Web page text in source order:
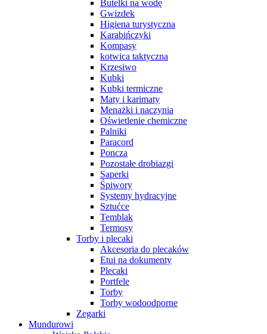
Butelki na wodę
Gwizdek
Higiena turystyczna
Karabińczyki
Kompasy
kotwica taktyczna
Krzesiwo
Kubki
Kubki termiczne
Maty i karimaty
Menażki i naczynia
Oświetlenie chemiczne
Palniki
Paracord
Poncza
Pozostałe drobiazgi
Saperki
Śpiwory
Systemy hydracyjne
Sztućce
Temblak
Termosy
Torby i plecaki
Akcesoria do plecaków
Etui na dokumenty
Plecaki
Portfele
Torby
Torby wodoodporne
Zegarki
Mundurowi